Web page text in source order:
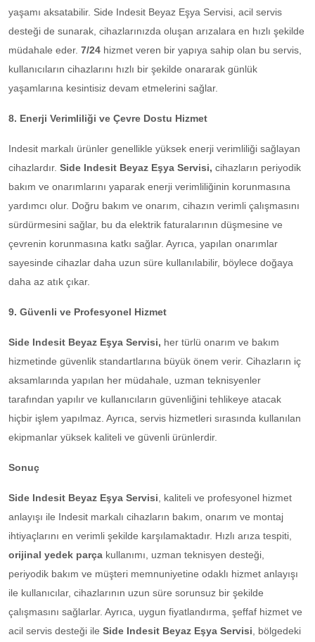
yaşamı aksatabilir. Side Indesit Beyaz Eşya Servisi, acil servis
desteği de sunarak, cihazlarınızda oluşan arızalara en hızlı şekilde
müdahale eder. 7/24 hizmet veren bir yapıya sahip olan bu servis,
kullanıcıların cihazlarını hızlı bir şekilde onararak günlük
yaşamlarına kesintisiz devam etmelerini sağlar.
8. Enerji Verimliliği ve Çevre Dostu Hizmet
Indesit markalı ürünler genellikle yüksek enerji verimliliği sağlayan
cihazlardır. Side Indesit Beyaz Eşya Servisi, cihazların periyodik
bakım ve onarımlarını yaparak enerji verimliliğinin korunmasına
yardımcı olur. Doğru bakım ve onarım, cihazın verimli çalışmasını
sürdürmesini sağlar, bu da elektrik faturalarının düşmesine ve
çevrenin korunmasına katkı sağlar. Ayrıca, yapılan onarımlar
sayesinde cihazlar daha uzun süre kullanılabilir, böylece doğaya
daha az atık çıkar.
9. Güvenli ve Profesyonel Hizmet
Side Indesit Beyaz Eşya Servisi, her türlü onarım ve bakım
hizmetinde güvenlik standartlarına büyük önem verir. Cihazların iç
aksamlarında yapılan her müdahale, uzman teknisyenler
tarafından yapılır ve kullanıcıların güvenliğini tehlikeye atacak
hiçbir işlem yapılmaz. Ayrıca, servis hizmetleri sırasında kullanılan
ekipmanlar yüksek kaliteli ve güvenli ürünlerdir.
Sonuç
Side Indesit Beyaz Eşya Servisi, kaliteli ve profesyonel hizmet
anlayışı ile Indesit markalı cihazların bakım, onarım ve montaj
ihtiyaçlarını en verimli şekilde karşılamaktadır. Hızlı arıza tespiti,
orijinal yedek parça kullanımı, uzman teknisyen desteği,
periyodik bakım ve müşteri memnuniyetine odaklı hizmet anlayışı
ile kullanıcılar, cihazlarının uzun süre sorunsuz bir şekilde
çalışmasını sağlarlar. Ayrıca, uygun fiyatlandırma, şeffaf hizmet ve
acil servis desteği ile Side Indesit Beyaz Eşya Servisi, bölgedeki